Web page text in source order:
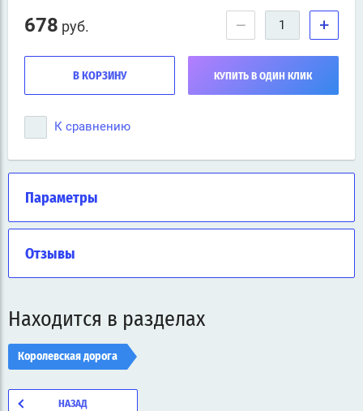
678 руб. − +
В КОРЗИНУ КУПИТЬ В ОДИН КЛИК
К сравнению
Параметры
Отзывы
Находится в разделах
Королевская дорога
НАЗАД